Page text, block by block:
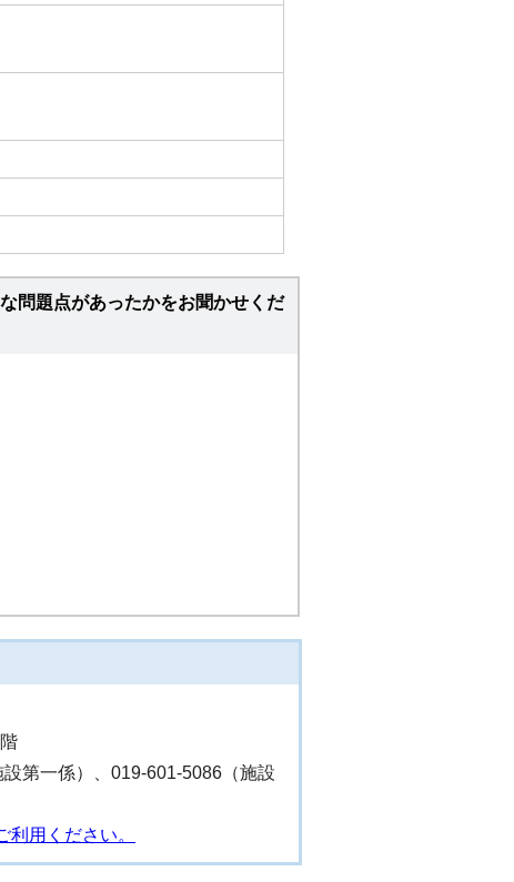
問題点があったかをお聞かせくだ
第一係）、019-601-5086（施設
用ください。